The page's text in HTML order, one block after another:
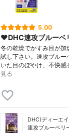
5.00
❤︎DHC速攻ブルー
冬の乾燥でかすみ目が加
試し下さい。速攻ブルー
いた目のぼやけ、不快
見る
DHC(ディーエ
速攻ブルーベリ